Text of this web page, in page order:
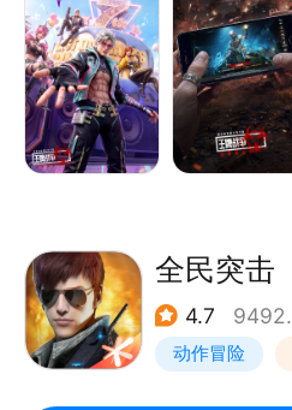
物，一切尽在转瞬之间！
游戏中玩家需要在短时间内
装备武器、挑战丧尸、最后
的生存环境下，体验到酣畅
全民突击
4.7
动作冒险